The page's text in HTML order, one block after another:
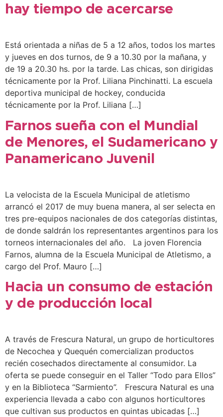
hay tiempo de acercarse
Está orientada a niñas de 5 a 12 años, todos los martes
y jueves en dos turnos, de 9 a 10.30 por la mañana, y
de 19 a 20.30 hs. por la tarde. Las chicas, son dirigidas
técnicamente por la Prof. Liliana Pinchinatti. La escuela
deportiva municipal de hockey, conducida
técnicamente por la Prof. Liliana […]
Farnos sueña con el Mundial
de Menores, el Sudamericano y
Panamericano Juvenil
La velocista de la Escuela Municipal de atletismo
arrancó el 2017 de muy buena manera, al ser selecta en
tres pre-equipos nacionales de dos categorías distintas,
de donde saldrán los representantes argentinos para los
torneos internacionales del año. La joven Florencia
Farnos, alumna de la Escuela Municipal de Atletismo, a
cargo del Prof. Mauro […]
Hacia un consumo de estación
y de producción local
A través de Frescura Natural, un grupo de horticultores
de Necochea y Quequén comercializan productos
recién cosechados directamente al consumidor. La
oferta se puede conseguir en el Taller “Todo para Ellos”
y en la Biblioteca “Sarmiento”. Frescura Natural es una
experiencia llevada a cabo con algunos horticultores
que cultivan sus productos en quintas ubicadas […]